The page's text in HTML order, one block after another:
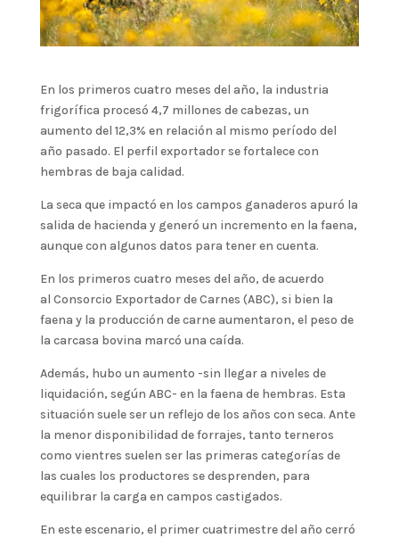
En los primeros cuatro meses del año, la industria
frigorífica procesó 4,7 millones de cabezas, un
aumento del 12,3% en relación al mismo período del
año pasado. El perfil exportador se fortalece con
hembras de baja calidad.
La seca que impactó en los campos ganaderos apuró la
salida de hacienda y generó un incremento en la faena,
aunque con algunos datos para tener en cuenta.
En los primeros cuatro meses del año, de acuerdo
al Consorcio Exportador de Carnes (ABC), si bien la
faena y la producción de carne aumentaron, el peso de
la carcasa bovina marcó una caída.
Además, hubo un aumento -sin llegar a niveles de
liquidación, según ABC- en la faena de hembras. Esta
situación suele ser un reflejo de los años con seca. Ante
la menor disponibilidad de forrajes, tanto terneros
como vientres suelen ser las primeras categorías de
las cuales los productores se desprenden, para
equilibrar la carga en campos castigados.
En este escenario, el primer cuatrimestre del año cerró